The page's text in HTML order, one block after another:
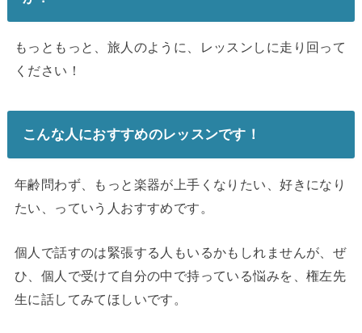
もっともっと、旅人のように、レッスンしに走り回って
ください！
こんな人におすすめのレッスンです！
年齢問わず、もっと楽器が上手くなりたい、好きになり
たい、っていう人おすすめです。
個人で話すのは緊張する人もいるかもしれませんが、ぜ
ひ、個人で受けて自分の中で持っている悩みを、権左先
生に話してみてほしいです。